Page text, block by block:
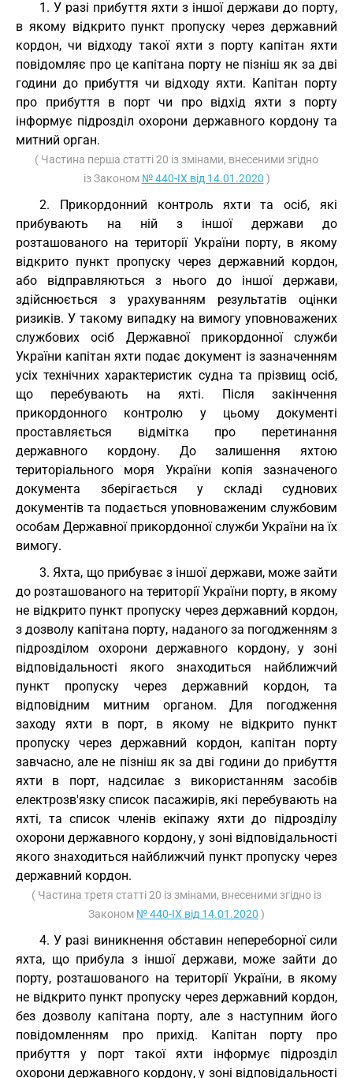
1. У разі прибуття яхти з іншої держави до порту,
в якому відкрито пункт пропуску через державний
кордон, чи відходу такої яхти з порту капітан яхти
повідомляє про це капітана порту не пізніш як за дві
години до прибуття чи відходу яхти. Капітан порту
про прибуття в порт чи про відхід яхти з порту
інформує підрозділ охорони державного кордону та
митний орган.
( Частина перша статті 20 із змінами, внесеними згідно
із Законом № 440-IX від 14.01.2020 )
2. Прикордонний контроль яхти та осіб, які
прибувають на ній з іншої держави до
розташованого на території України порту, в якому
відкрито пункт пропуску через державний кордон,
або відправляються з нього до іншої держави,
здійснюється з урахуванням результатів оцінки
ризиків. У такому випадку на вимогу уповноважених
службових осіб Державної прикордонної служби
України капітан яхти подає документ із зазначенням
усіх технічних характеристик судна та прізвищ осіб,
що перебувають на яхті. Після закінчення
прикордонного контролю у цьому документі
проставляється відмітка про перетинання
державного кордону. До залишення яхтою
територіального моря України копія зазначеного
документа зберігається у складі суднових
документів та подається уповноваженим службовим
особам Державної прикордонної служби України на їх
вимогу.
3. Яхта, що прибуває з іншої держави, може зайти
до розташованого на території України порту, в якому
не відкрито пункт пропуску через державний кордон,
з дозволу капітана порту, наданого за погодженням з
підрозділом охорони державного кордону, у зоні
відповідальності якого знаходиться найближчий
пункт пропуску через державний кордон, та
відповідним митним органом. Для погодження
заходу яхти в порт, в якому не відкрито пункт
пропуску через державний кордон, капітан порту
завчасно, але не пізніш як за дві години до прибуття
яхти в порт, надсилає з використанням засобів
електрозв'язку список пасажирів, які перебувають на
яхті, та список членів екіпажу яхти до підрозділу
охорони державного кордону, у зоні відповідальності
якого знаходиться найближчий пункт пропуску через
державний кордон.
( Частина третя статті 20 із змінами, внесеними згідно із
Законом № 440-IX від 14.01.2020 )
4. У разі виникнення обставин непереборної сили
яхта, що прибула з іншої держави, може зайти до
порту, розташованого на території України, в якому
не відкрито пункт пропуску через державний кордон,
без дозволу капітана порту, але з наступним його
повідомленням про прихід. Капітан порту про
прибуття у порт такої яхти інформує підрозділ
охорони державного кордону, у зоні відповідальності